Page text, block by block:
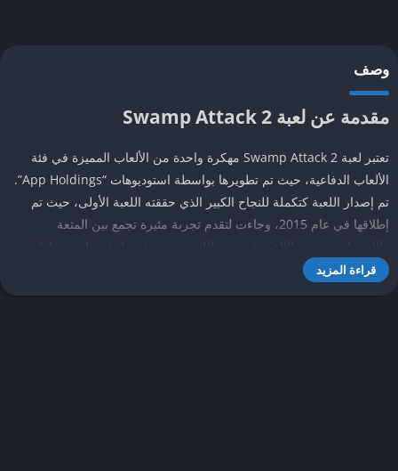
وصف
مقدمة عن لعبة Swamp Attack 2
تعتبر لعبة Swamp Attack 2 مهكرة واحدة من الألعاب المميزة في فئة
الألعاب الدفاعية، حيث تم تطويرها بواسطة استوديوهات “App Holdings”.
تم إصدار اللعبة كتكملة للنجاح الكبير الذي حققته اللعبة الأولى، حيث تم
إطلاقها في عام 2015، وجاءت لتقدم تجربة مثيرة تجمع بين المتعة
الدفاع عن منزله في مستنقع من مجموعة متنوعة من المخلوقات الغريبة،
قراءة المزيد